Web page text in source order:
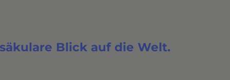
Blick auf die Welt.